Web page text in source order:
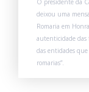
O presidente da
deixou uma
Romaria em
autenticidade das
das entidades
romarias”.